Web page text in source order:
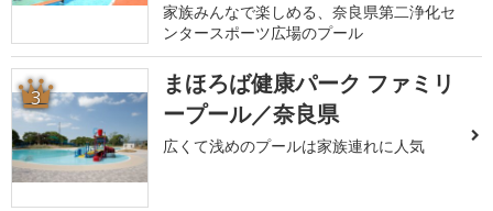
家族みんなで楽しめる、奈良県第二浄化セ
ンタースポーツ広場のプール
3
まほろば健康パーク ファミリ
ープール／奈良県
広くて浅めのプールは家族連れに人気